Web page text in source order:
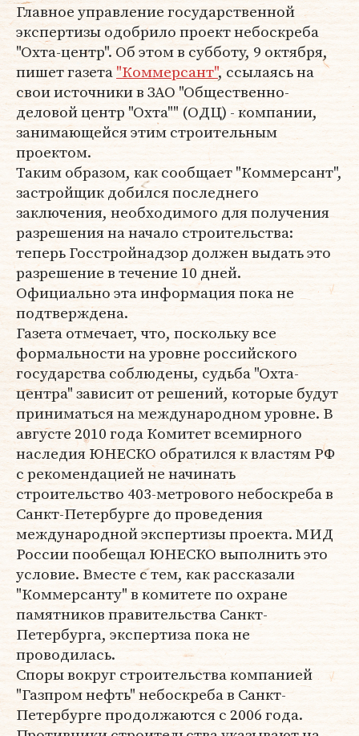
Главное управление государственной
экспертизы одобрило проект небоскреба
"Охта-центр". Об этом в субботу, 9 октября,
пишет газета"Коммерсант", ссылаясь на
свои источники в ЗАО "Общественно-
деловой центр "Охта"" (ОДЦ) - компании,
занимающейся этим строительным
проектом.
Таким образом, как сообщает "Коммерсант",
застройщик добился последнего
заключения, необходимого для получения
разрешения на начало строительства:
теперь Госстройнадзор должен выдать это
разрешение в течение 10 дней.
Официально эта информация пока не
подтверждена.
Газета отмечает, что, поскольку все
формальности на уровне российского
государства соблюдены, судьба "Охта-
центра" зависит от решений, которые будут
приниматься на международном уровне. В
августе 2010 года Комитет всемирного
наследия ЮНЕСКО обратился к властям РФ
с рекомендацией не начинать
строительство 403-метрового небоскреба в
Санкт-Петербурге до проведения
международной экспертизы проекта. МИД
России пообещал ЮНЕСКО выполнить это
условие. Вместе с тем, как рассказали
"Коммерсанту" в комитете по охране
памятников правительства Санкт-
Петербурга, экспертиза пока не
проводилась.
Споры вокруг строительства компанией
"Газпром нефть" небоскреба в Санкт-
Петербурге продолжаются с 2006 года.